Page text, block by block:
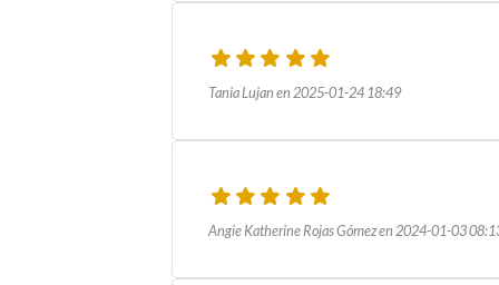
Tania Lujan en 2025-01-24 18:49
Angie Katherine Rojas Gómez en 2024-01-03